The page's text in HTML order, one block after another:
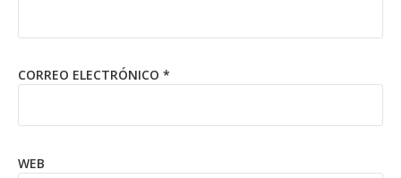
CORREO ELECTRÓNICO *
WEB